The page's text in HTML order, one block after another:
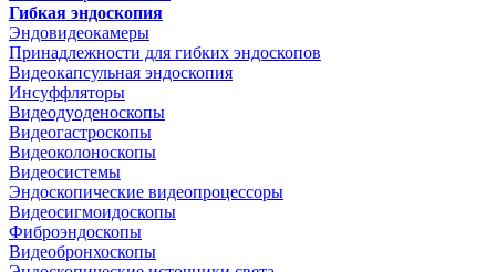
Гибкая эндоскопия
Эндовидеокамеры
Принадлежности для гибких эндоскопов
Видеокапсульная эндоскопия
Инсуффляторы
Видеодуоденоскопы
Видеогастроскопы
Видеоколоноскопы
Видеосистемы
Эндоскопические видеопроцессоры
Видеосигмоидоскопы
Фиброэндоскопы
Видеобронхоскопы